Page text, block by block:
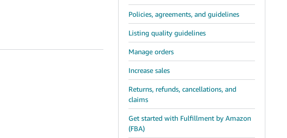
Policies, agreements, and guidelines
Listing quality guidelines
Manage orders
Increase sales
Returns, refunds, cancellations, and
claims
Get started with Fulfillment by Amazon
(FBA)